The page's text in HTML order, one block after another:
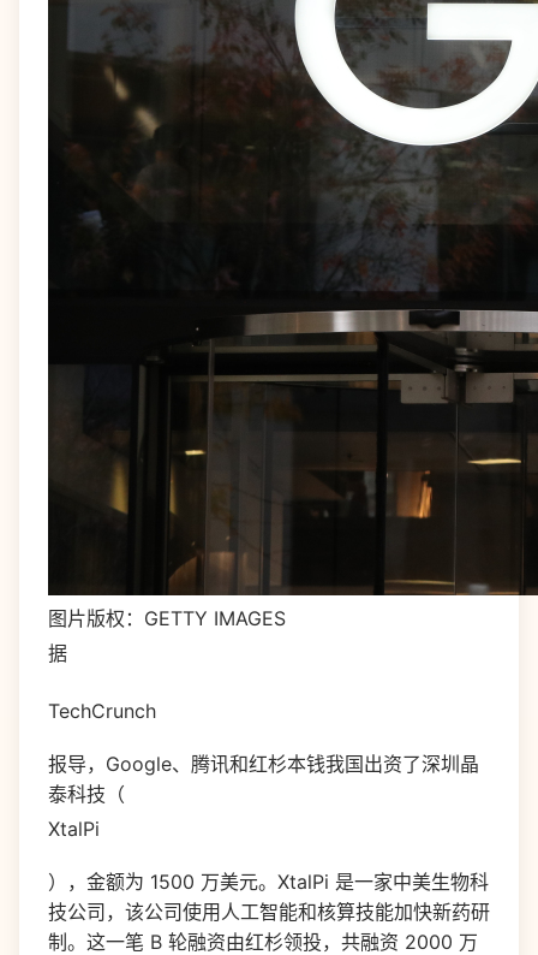
图片版权：GETTY IMAGES
据
TechCrunch
报导，Google、腾讯和红杉本钱我国出资了深圳晶
泰科技（
XtalPi
），金额为 1500 万美元。XtalPi 是一家中美生物科
技公司，该公司使用人工智能和核算技能加快新药研
制。这一笔 B 轮融资由红杉领投，共融资 2000 万